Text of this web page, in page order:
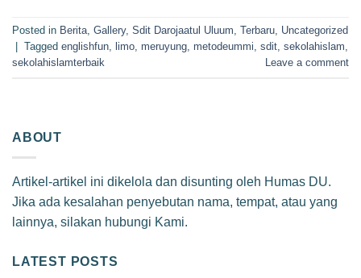
Posted in Berita, Gallery, Sdit Darojaatul Uluum, Terbaru, Uncategorized
Tagged englishfun, limo, meruyung, metodeummi, sdit, sekolahislam,
sekolahislamterbaik
Leave a comment
ABOUT
Artikel-artikel ini dikelola dan disunting oleh Humas DU.
Jika ada kesalahan penyebutan nama, tempat, atau yang
lainnya, silakan hubungi Kami.
LATEST POSTS